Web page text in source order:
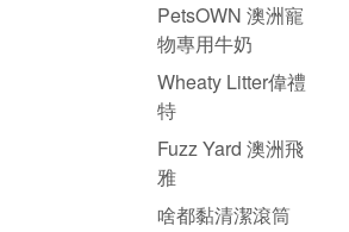
PetsOWN 澳洲寵
物專用牛奶
Wheaty Litter偉禮
特
Fuzz Yard 澳洲飛
雅
啥都黏清潔滾筒